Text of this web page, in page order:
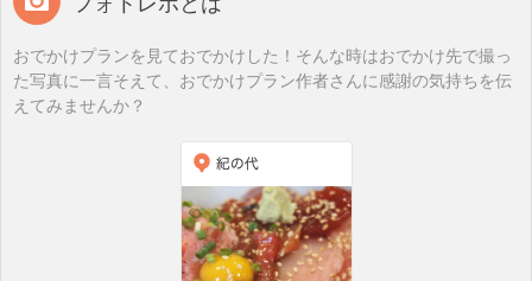
おでかけプランを見ておでかけした！そんな時はおでかけ先で撮っ
た写真に一言そえて、おでかけプラン作者さんに感謝の気持ちを伝
えてみませんか？